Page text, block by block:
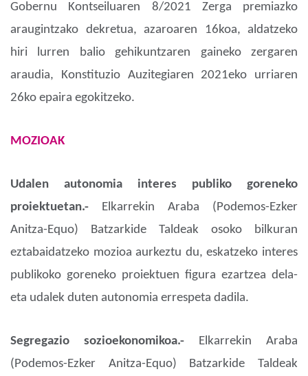
Gobernu Kontseiluaren 8/2021 Zerga premiazko
araugintzako dekretua, azaroaren 16koa, aldatzeko
hiri lurren balio gehikuntzaren gaineko zergaren
araudia, Konstituzio Auzitegiaren 2021eko urriaren
26ko epaira egokitzeko.
MOZIOAK
Udalen autonomia interes publiko goreneko
proiektuetan.- Elkarrekin Araba (Podemos-Ezker
Anitza-Equo) Batzarkide Taldeak osoko bilkuran
eztabaidatzeko mozioa aurkeztu du, eskatzeko interes
publikoko goreneko proiektuen figura ezartzea dela-
eta udalek duten autonomia errespeta dadila.
Segregazio sozioekonomikoa.- Elkarrekin Araba
(Podemos-Ezker Anitza-Equo) Batzarkide Taldeak